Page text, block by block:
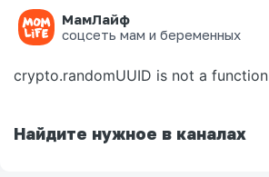
МамЛайф
соцсеть мам и беременных
Ошибка на странице
crypto.randomUUID is not a function
Найдите нужное в каналах